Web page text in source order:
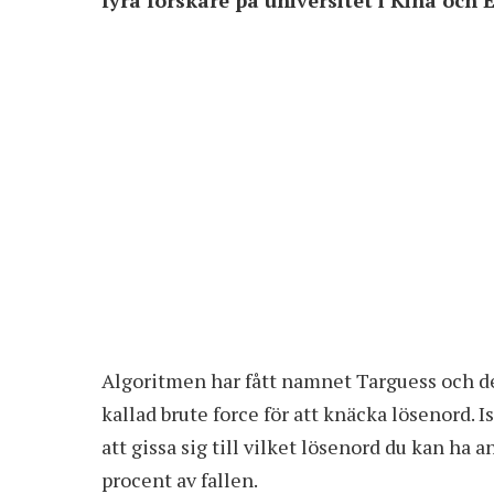
Algoritmen har fått namnet Targuess och
kallad brute force för att knäcka lösenord.
att gissa sig till vilket lösenord du kan ha
procent av fallen.